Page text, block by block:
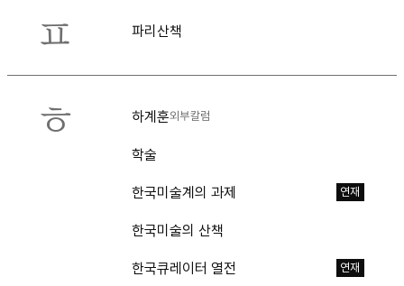
ㅍ 파리산책
ㅎ 하계훈외부칼럼
학술
한국미술계의 과제 연재
한국미술의 산책
한국큐레이터 열전 연재